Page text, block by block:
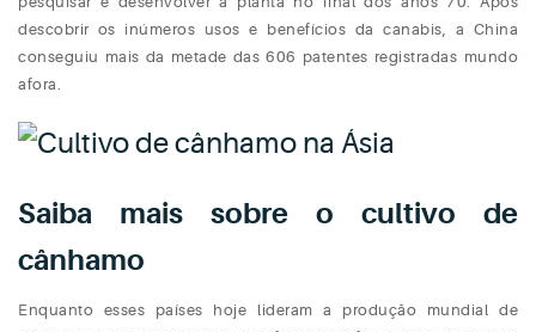
descobrir os inúmeros usos e benefícios da canabis, a China
conseguiu mais da metade das 606 patentes registradas mundo
afora.
Saiba mais sobre o cultivo de
cânhamo
Enquanto esses países hoje lideram a produção mundial de